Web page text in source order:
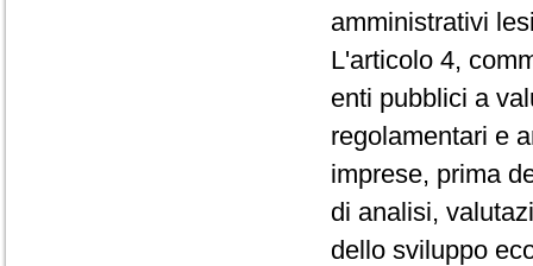
amministrativi
L'articolo 4,
enti pubblici a
regolamentari e
imprese, prima
di analisi,
dello sviluppo